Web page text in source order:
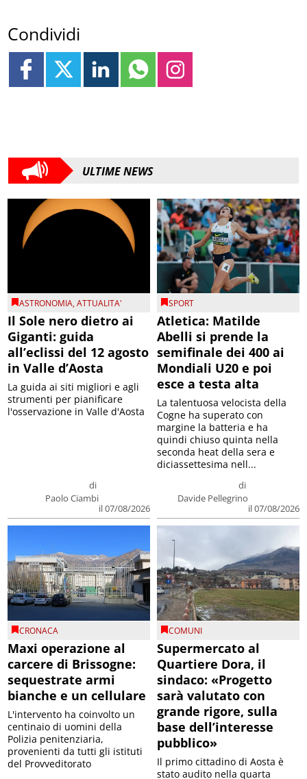
Condividi
ULTIME NEWS
ASTRONOMIA,ATTUALITA'
Il Sole nero dietro ai
Giganti: guida
all’eclissi del 12 agosto
in Valle d’Aosta
di
Paolo Ciambi
il 07/08/2026
La guida ai siti migliori e agli
strumenti per pianificare
l'osservazione in Valle d'Aosta
SPORT
Atletica: Matilde
Abelli si prende la
semifinale dei 400 ai
Mondiali U20 e poi
esce a testa alta
di
Davide Pellegrino
il 07/08/2026
La talentuosa velocista della
Cogne ha superato con
margine la batteria e ha
quindi chiuso quinta nella
seconda heat della sera e
diciassettesima nell...
CRONACA
Maxi operazione al
carcere di Brissogne:
sequestrate armi
bianche e un cellulare
L'intervento ha coinvolto un
centinaio di uomini della
Polizia penitenziaria,
provenienti da tutti gli istituti
del Provveditorato
COMUNI
Supermercato al
Quartiere Dora, il
sindaco: «Progetto
sarà valutato con
grande rigore, sulla
base dell’interesse
pubblico»
Il primo cittadino di Aosta è
stato audito nella quarta